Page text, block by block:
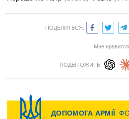
ПОДЕЛИТЬСЯ:
Мне нравится
ПОДЫТОЖИТЬ: